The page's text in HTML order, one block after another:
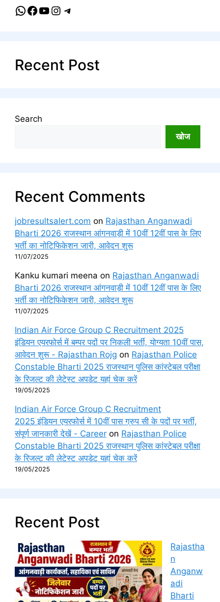
WhatsApp
Facebook
YouTube
Instagram
Telegram
Recent Post
Search
खोज
Recent Comments
jobresultsalert.com on Rajasthan Anganwadi
Bharti 2026 राजस्थान आंगनवाड़ी में 10वीं 12वीं पास के लिए
भर्ती का नोटिफिकेशन जारी, आवेदन शुरू
11/07/2025
Kanku kumari meena on Rajasthan Anganwadi
Bharti 2026 राजस्थान आंगनवाड़ी में 10वीं 12वीं पास के लिए
भर्ती का नोटिफिकेशन जारी, आवेदन शुरू
11/07/2025
Indian Air Force Group C Recruitment 2025
इंडियन एयरफोर्स में बम्पर पदों पर निकली भर्ती, योग्यता 10वीं पास,
आवेदन शुरू - Rajasthan Rojg on Rajasthan Police
Constable Bharti 2025 राजस्थान पुलिस कांस्टेबल परीक्षा
के रिजल्ट की लेटेस्ट अपडेट यहां चेक करें
19/05/2025
Indian Air Force Group C Recruitment
2025 इंडियन एयरफोर्स में 10वीं पास ग्रुप सी के पदों पर भर्ती,
संपूर्ण जानकारी देखें - Career on Rajasthan Police
Constable Bharti 2025 राजस्थान पुलिस कांस्टेबल परीक्षा
के रिजल्ट की लेटेस्ट अपडेट यहां चेक करें
19/05/2025
Recent Post
Rajastha
n
Anganw
adi
Bharti